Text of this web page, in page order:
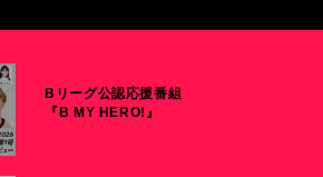
Bリーグ公認応援番組
『B MY HERO!』